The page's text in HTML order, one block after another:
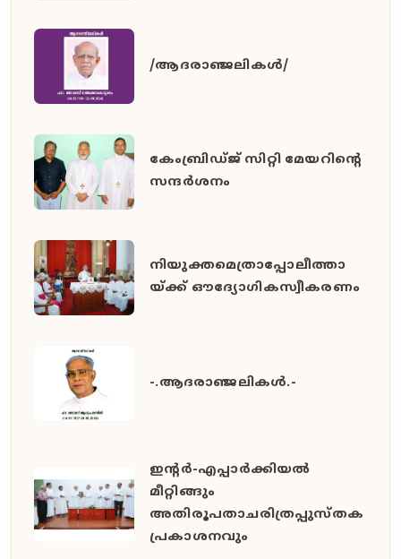
/ആദരാഞ്ജലികൾ/
കേംബ്രിഡ്ജ് സിറ്റി മേയറിൻ്റെ
സന്ദർശനം
നിയുക്തമെത്രാപ്പോലീത്താ
യ്ക്ക് ഔദ്യോഗികസ്വീകരണം
-.ആദരാഞ്ജലികൾ.-
ഇൻ്റർ-എപ്പാർക്കിയൽ
മീറ്റിങ്ങും
അതിരൂപതാചരിത്രപ്പുസ്തക
പ്രകാശനവും